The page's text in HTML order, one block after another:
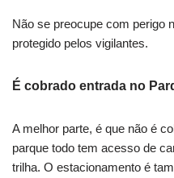
Não se preocupe com perigo
protegido pelos vigilantes.
É cobrado entrada no
A melhor parte, é que não é
parque todo tem acesso de
trilha. O estacionamento é